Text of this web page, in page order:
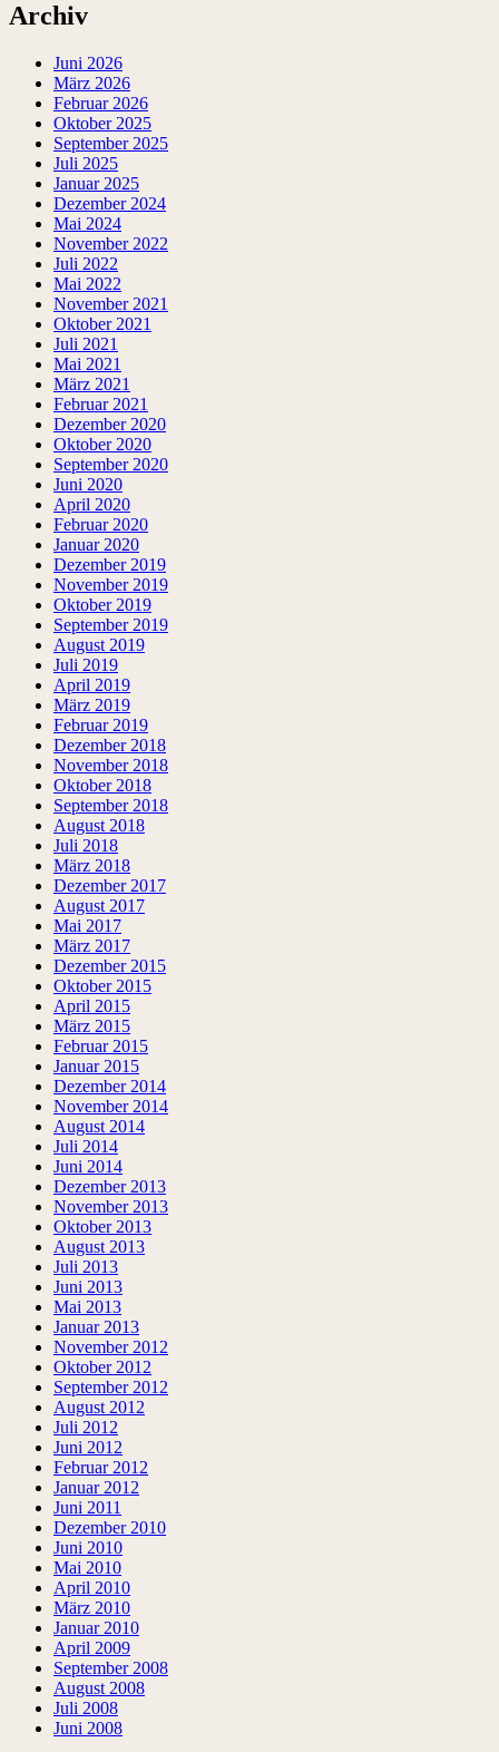
Archiv
Juni 2026
März 2026
Februar 2026
Oktober 2025
September 2025
Juli 2025
Januar 2025
Dezember 2024
Mai 2024
November 2022
Juli 2022
Mai 2022
November 2021
Oktober 2021
Juli 2021
Mai 2021
März 2021
Februar 2021
Dezember 2020
Oktober 2020
September 2020
Juni 2020
April 2020
Februar 2020
Januar 2020
Dezember 2019
November 2019
Oktober 2019
September 2019
August 2019
Juli 2019
April 2019
März 2019
Februar 2019
Dezember 2018
November 2018
Oktober 2018
September 2018
August 2018
Juli 2018
März 2018
Dezember 2017
August 2017
Mai 2017
März 2017
Dezember 2015
Oktober 2015
April 2015
März 2015
Februar 2015
Januar 2015
Dezember 2014
November 2014
August 2014
Juli 2014
Juni 2014
Dezember 2013
November 2013
Oktober 2013
August 2013
Juli 2013
Juni 2013
Mai 2013
Januar 2013
November 2012
Oktober 2012
September 2012
August 2012
Juli 2012
Juni 2012
Februar 2012
Januar 2012
Juni 2011
Dezember 2010
Juni 2010
Mai 2010
April 2010
März 2010
Januar 2010
April 2009
September 2008
August 2008
Juli 2008
Juni 2008